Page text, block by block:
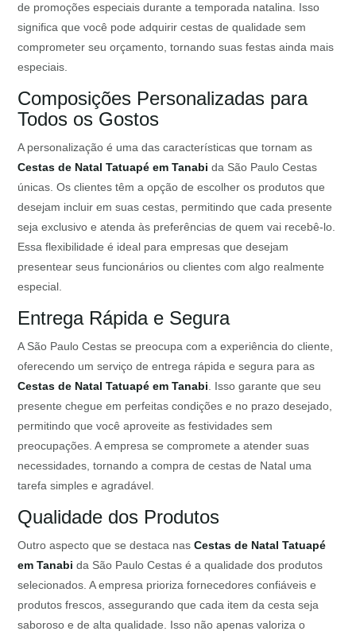
de promoções especiais durante a temporada natalina. Isso
significa que você pode adquirir cestas de qualidade sem
comprometer seu orçamento, tornando suas festas ainda mais
especiais.
Composições Personalizadas para
Todos os Gostos
A personalização é uma das características que tornam as
Cestas de Natal Tatuapé em Tanabi da São Paulo Cestas
únicas. Os clientes têm a opção de escolher os produtos que
desejam incluir em suas cestas, permitindo que cada presente
seja exclusivo e atenda às preferências de quem vai recebê-lo.
Essa flexibilidade é ideal para empresas que desejam
presentear seus funcionários ou clientes com algo realmente
especial.
Entrega Rápida e Segura
A São Paulo Cestas se preocupa com a experiência do cliente,
oferecendo um serviço de entrega rápida e segura para as
Cestas de Natal Tatuapé em Tanabi . Isso garante que seu
presente chegue em perfeitas condições e no prazo desejado,
permitindo que você aproveite as festividades sem
preocupações. A empresa se compromete a atender suas
necessidades, tornando a compra de cestas de Natal uma
tarefa simples e agradável.
Qualidade dos Produtos
Outro aspecto que se destaca nasCestas de Natal Tatuapé
em Tanabi da São Paulo Cestas é a qualidade dos produtos
selecionados. A empresa prioriza fornecedores confiáveis e
produtos frescos, assegurando que cada item da cesta seja
saboroso e de alta qualidade. Isso não apenas valoriza o